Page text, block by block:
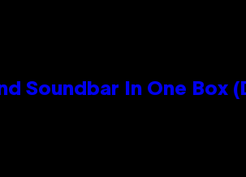
Soundbar In One Box